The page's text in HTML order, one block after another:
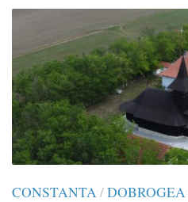
CONSTANTA/DOBROGEA